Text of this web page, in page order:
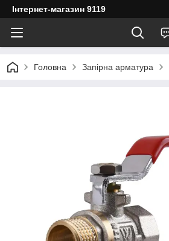
Інтернет-магазин 9119
Головна Запірна арматура